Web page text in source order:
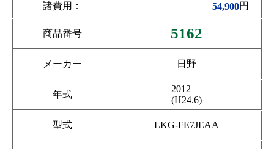
諸費用： 54,900円
商品番号 5162
メーカー 日野
年式
2012
(H24.6)
型式 LKG-FE7JEAA